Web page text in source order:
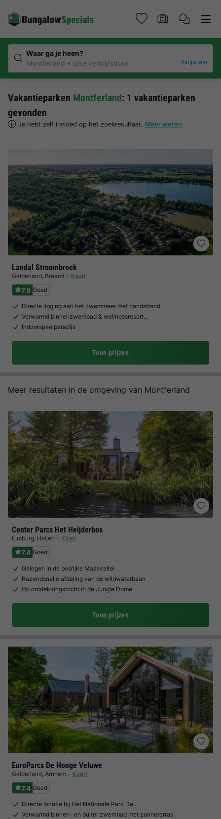
Waar ga je heen?
Montferland
Elke verblijfsduur Aanpassen
Vakantieparken Montferland: 1 vakantieparken
gevonden
Je hebt zelf invloed op het zoekresultaat. Meer weten
Landal Stroombroek
Gelderland, Braamt Kaart
7.9 Goed
Directe ligging aan het zwemmeer met zandstrand
Verwarmd binnenzwembad & wellnessresort…
Indoorspeelparadijs
Toon prijzen
Meer resultaten in de omgeving van Montferland
Center Parcs Het Heijderbos
Limburg, Heijen Kaart
7.4 Goed
Gelegen in de bosrijke Maasvallei
Razendsnelle afdaling van de wildwaterbaan
Op ontdekkingstocht in de Jungle Dome
Toon prijzen
EuroParcs De Hooge Veluwe
Gelderland, Arnhem Kaart
7.4 Goed
Directe locatie bij Het Nationale Park De…
Verwarmd binnen- en buitenzwembad met zonneterras